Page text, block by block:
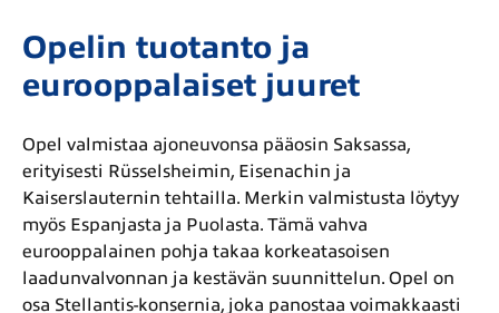
Opelin tuotanto ja
eurooppalaiset juuret
Opel valmistaa ajoneuvonsa pääosin Saksassa,
erityisesti Rüsselsheimin, Eisenachin ja
Kaiserslauternin tehtailla. Merkin valmistusta löytyy
myös Espanjasta ja Puolasta. Tämä vahva
eurooppalainen pohja takaa korkeatasoisen
laadunvalvonnan ja kestävän suunnittelun. Opel on
osa Stellantis-konsernia, joka panostaa voimakkaasti